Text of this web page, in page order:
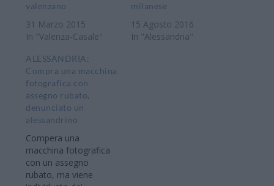
valenzano
31 Marzo 2015
In "Valenza-Casale"
milanese
15 Agosto 2016
In "Alessandria"
ALESSANDRIA:
Compra una macchina
fotografica con
assegno rubato,
denunciato un
alessandrino
Compera una
macchina fotografica
con un assegno
rubato, ma viene